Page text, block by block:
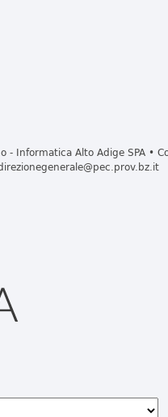
Informatica Alto Adige SPA •